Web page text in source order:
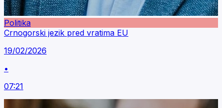
Politika
Crnogorski jezik pred vratima EU
19/02/2026
•
07:21